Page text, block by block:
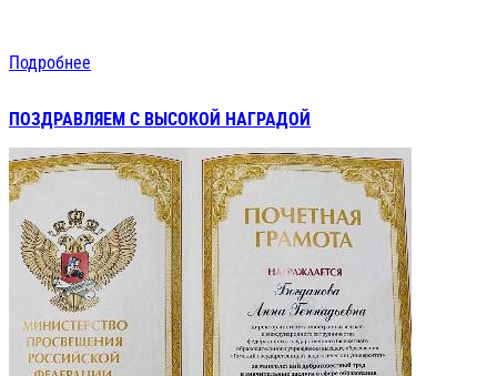
Подробнее
ПОЗДРАВЛЯЕМ С ВЫСОКОЙ НАГРАДОЙ